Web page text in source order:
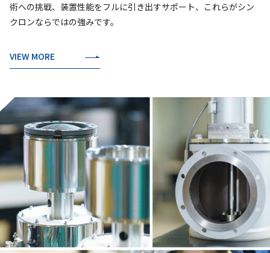
術への挑戦、装置性能をフルに引き出すサポート、これらがシン
クロンならではの強みです。
VIEW MORE